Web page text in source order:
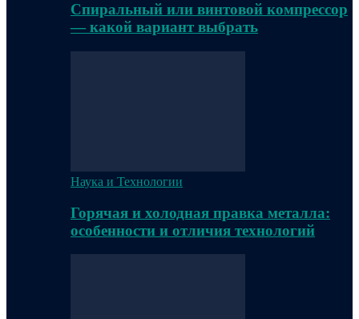
Спиральный или винтовой компрессор
— какой вариант выбрать
Наука и Технологии
Горячая и холодная правка металла:
особенности и отличия технологий